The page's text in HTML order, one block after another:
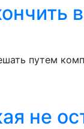
путем
не